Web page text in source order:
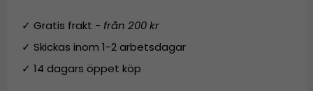
✓ Gratis frakt -från 200 kr
✓ Skickas inom 1-2 arbetsdagar
✓ 14 dagars öppet köp